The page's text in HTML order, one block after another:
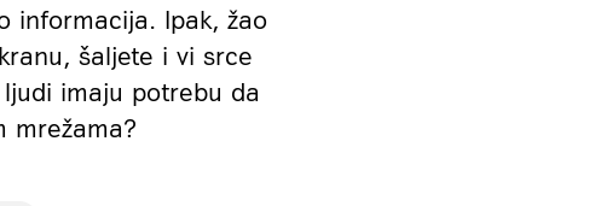
informacija. Ipak, žao
šaljete i vi srce
imaju potrebu da
mrežama?